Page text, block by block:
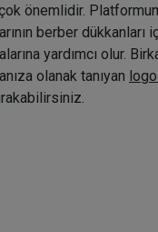
önemlidir.
berber
yardımcı olur.
olanak tanıyan